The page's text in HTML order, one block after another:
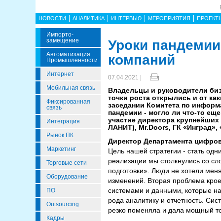
НОВОСТИ АНАЛИТИКА ИНТЕРВЬЮ МЕРОПРИЯТИЯ
Импорто­
Замещение
Автоматизация
Промышленности
Интернет
Мобильная связь
Фиксированная
связь
Интеграция
Рынок ПК
Маркетинг
Торговые сети
Оборудование
ПО
Outsourcing
Кадры
Уроки
компаний
07.04.2021 |
Владельцы и руководители
точки роста открылись и от
заседании Комитета по
пандемии - могло ли что-то
участие директора
ЛАНИТ), Mr.Doors, ГК «Инград»,
Директор Департамента
Цель нашей стратегии - стать
реализации мы столкнулись со
подготовки». Люди не хотели
изменений. Вторая проблема
системами и данными, которые
рода аналитику и отчетность.
резко поменяла и дала мощный